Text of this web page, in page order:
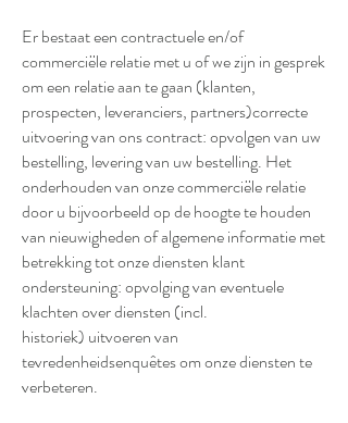
Er bestaat een contractuele en/of
commerciële relatie met u of we zijn in gesprek
om een relatie aan te gaan (klanten,
prospecten, leveranciers, partners)correcte
uitvoering van ons contract: opvolgen van uw
bestelling, levering van uw bestelling. Het
onderhouden van onze commerciële relatie
door u bijvoorbeeld op de hoogte te houden
van nieuwigheden of algemene informatie met
betrekking tot onze diensten klant
ondersteuning: opvolging van eventuele
klachten over diensten (incl.
historiek) uitvoeren van
tevredenheidsenquêtes om onze diensten te
verbeteren.